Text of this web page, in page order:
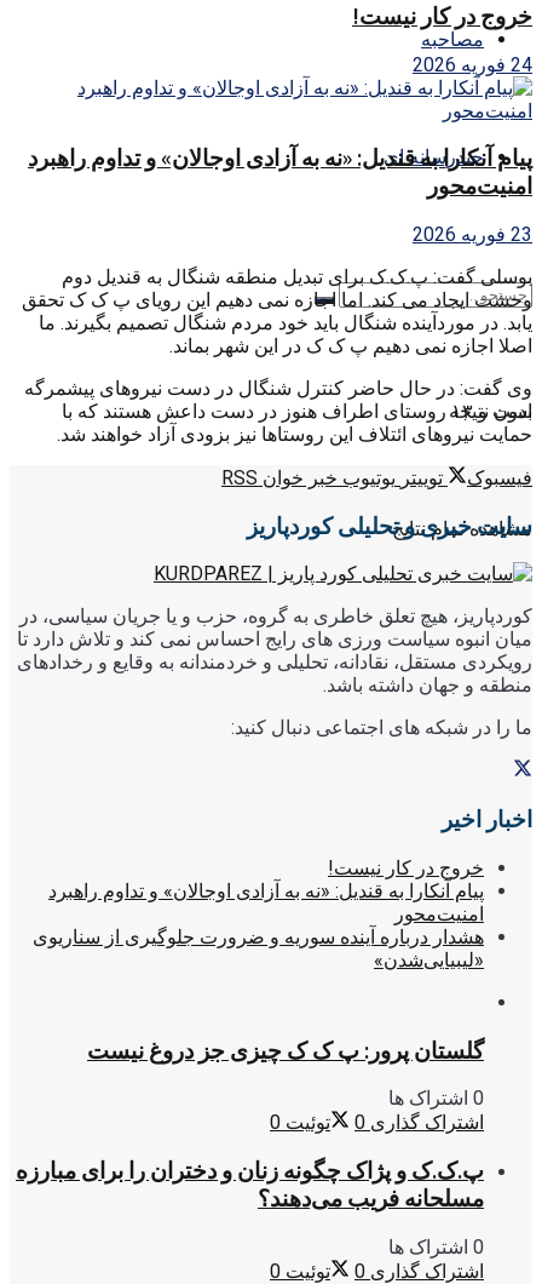
مصاحبه
چندرسانه ای
بدون نتیجه
مشاهده تمام نتایج
خروج در کار نیست!
24 فوریه 2026
پیام آنکارا به قندیل: «نه به آزادی اوجالان» و تداوم راهبرد
امنیت‌محور
23 فوریه 2026
بوسلی گفت: پ.ک.ک برای تبدیل منطقه شنگال به قندیل دوم
وحشت ایجاد می کند. اما اجازه نمی دهیم این رویای پ ک ک تحقق
یابد. در موردآینده شنگال باید خود مردم شنگال تصمیم بگیرند. ما
اصلا اجازه نمی دهیم پ ک ک در این شهر بماند.
وی گفت: در حال حاضر کنترل شنگال در دست نیروهای پیشمرگه
است و ۱۳ روستای اطراف هنوز در دست داعش هستند که با
حمایت نیروهای ائتلاف این روستاها نیز بزودی آزاد خواهند شد.
فیسبوک
توییتر یوتیوب خبر خوان RSS
سایت خبری و تحلیلی کوردپاریز
کوردپاریز، هیچ تعلق خاطری به گروه، حزب و یا جریان سیاسی، در
میان انبوه سیاست ورزی های رایج احساس نمی کند و تلاش دارد تا
رویکردی مستقل، نقادانه، تحلیلی و خردمندانه به وقایع و رخدادهای
منطقه و جهان داشته باشد.
ما را در شبکه های اجتماعی دنبال کنید:
اخبار اخیر
خروج در کار نیست!
پیام آنکارا به قندیل: «نه به آزادی اوجالان» و تداوم راهبرد
امنیت‌محور
هشدار درباره آینده سوریه و ضرورت جلوگیری از سناریوی
«لیبیایی‌شدن»
گلستان پرور: پ ک ک چیزی جز دروغ نیست
0 اشتراک ها
اشتراک گذاری 0 توئیت 0
پ.ک.ک و پژاک چگونه زنان و دختران را برای مبارزه
مسلحانه فریب می‌دهند؟
0 اشتراک ها
اشتراک گذاری 0 توئیت 0